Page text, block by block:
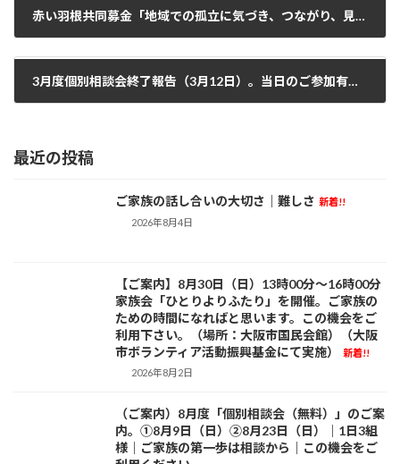
赤い羽根共同募金「地域での孤立に気づき、つながり、見守る人材養成及び実践活動助成」団体に選定頂きました。
3月度個別相談会終了報告（3月12日）。当日のご参加有難うございました。長期視点も視野に、いずれもタイミングを考えてご一緒できればと思います。✽次回：4月９日（日）です✽
最近の投稿
ご家族の話し合いの大切さ｜難しさ 新着!!
2026年8月4日
【ご案内】8月30日（日）13時00分～16時00分
家族会「ひとりよりふたり」を開催。ご家族の
ための時間になればと思います。この機会をご
利用下さい。（場所：大阪市国民会館）（大阪
市ボランティア活動振興基金にて実施）
新着!!
2026年8月2日
（ご案内）8月度「個別相談会（無料）」のご案
内。①8月9日（日）②8月23日（日）｜1日3組
様｜ご家族の第一歩は相談から｜この機会をご